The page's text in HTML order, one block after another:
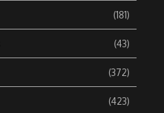
(181)
(43)
(372)
(423)